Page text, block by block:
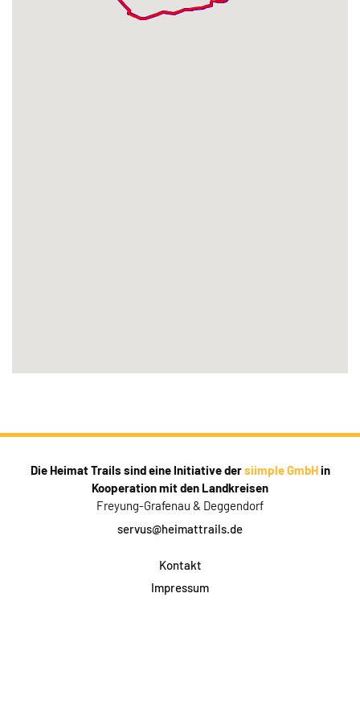
Die Heimat Trails sind eine Initiative dersiimple GmbHin
Kooperation mit den Landkreisen
Freyung-Grafenau & Deggendorf
servus@heimattrails.de
Kontakt
Impressum